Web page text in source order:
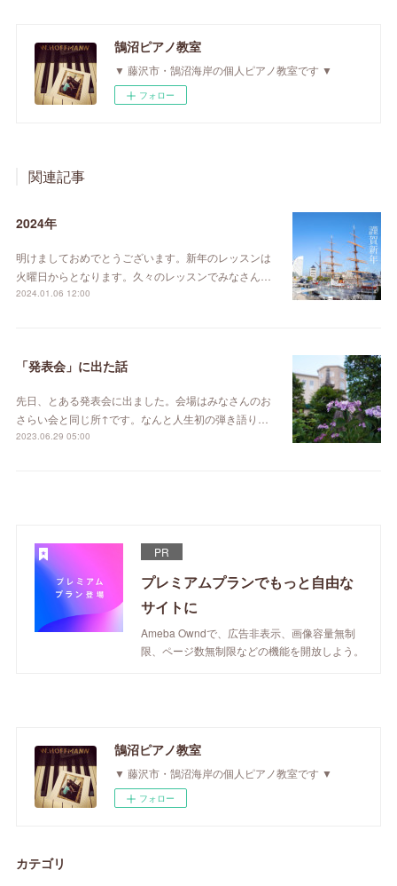
鵠沼ピアノ教室
▼ 藤沢市・鵠沼海岸の個人ピアノ教室です ▼
フォロー
関連記事
2024年
明けましておめでとうございます。新年のレッスンは
火曜日からとなります。久々のレッスンでみなさん…
2024.01.06 12:00
「発表会」に出た話
先日、とある発表会に出ました。会場はみなさんのお
さらい会と同じ所↑です。なんと人生初の弾き語り…
2023.06.29 05:00
PR
プレミアムプランでもっと自由な
サイトに
Ameba Owndで、広告非表示、画像容量無制
限、ページ数無制限などの機能を開放しよう。
鵠沼ピアノ教室
▼ 藤沢市・鵠沼海岸の個人ピアノ教室です ▼
フォロー
カテゴリ